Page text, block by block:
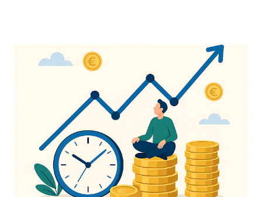
in drie duidelijke categorieën: 50% gaat naar vaste lasten
en noodzakelijke uitgaven, 30% naar persoonlijke uitgaven
en lifestyle, en 20% naar sparen of het aflossen van
schulden. Het mooie is dat deze methode op elk
inkomensniveau toepasbaar is. Of je nu €1.500 of €5.000
netto per maand verdient, de verhouding blijft hetzelfde.
De eerste categorie, 50%, is bedoeld voor je vaste lasten
en noodzakelijke uitgaven. Denk hierbij aan je huur of
hypotheek, energiekosten, water, internet, boodschappen,